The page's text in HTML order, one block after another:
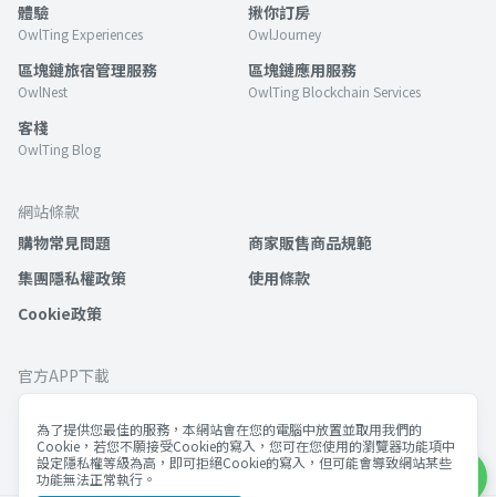
體驗
OwlTing Experiences
揪你訂房
OwlJourney
區塊鏈旅宿管理服務
OwlNest
區塊鏈應用服務
OwlTing Blockchain Services
客棧
OwlTing Blog
網站條款
購物常見問題
商家販售商品規範
集團隱私權政策
使用條款
Cookie政策
官方APP下載
為了提供您最佳的服務，本網站會在您的電腦中放置並取用我們的
Cookie，若您不願接受Cookie的寫入，您可在您使用的瀏覽器功能項中
設定隱私權等級為高，即可拒絕Cookie的寫入，但可能會導致網站某些
功能無法正常執行。